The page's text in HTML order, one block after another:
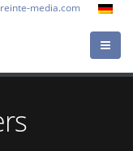
media.com